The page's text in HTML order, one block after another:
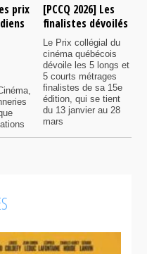
prix
[PCCQ 2026] Les
finalistes dévoilés
Le Prix collégial du
cinéma québécois
dévoile les 5 longs et
5 courts métrages
finalistes de sa 15e
édition, qui se tient
du 13 janvier au 28
mars